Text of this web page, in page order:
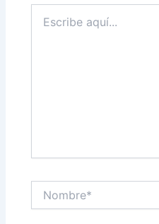
aquí...